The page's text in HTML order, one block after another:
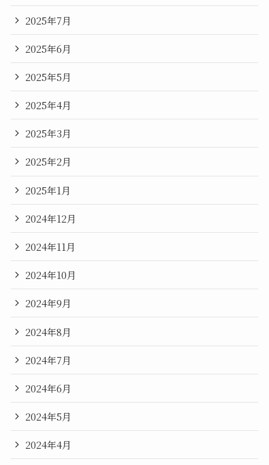
2025年7月
2025年6月
2025年5月
2025年4月
2025年3月
2025年2月
2025年1月
2024年12月
2024年11月
2024年10月
2024年9月
2024年8月
2024年7月
2024年6月
2024年5月
2024年4月